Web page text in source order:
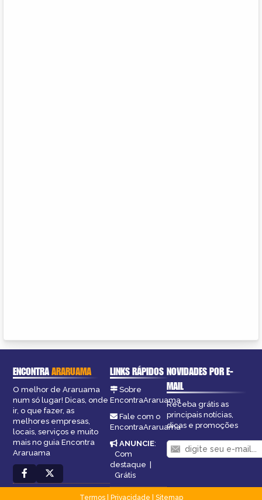
ENCONTRAARARUAMA
O melhor de Araruama
num só lugar! Dicas, onde
ir, o que fazer, as
melhores empresas,
locais, serviços e muito
mais no guia Encontra
Araruama
LINKS RÁPIDOS
Sobre
EncontraAraruama
Fale com o
EncontraAraruama
ANUNCIE:
Com
destaque
Grátis
NOVIDADES POR E-
MAIL
Receba grátis as
principais notícias,
dicas e promoções
Termos| Privacidade
Sitemap